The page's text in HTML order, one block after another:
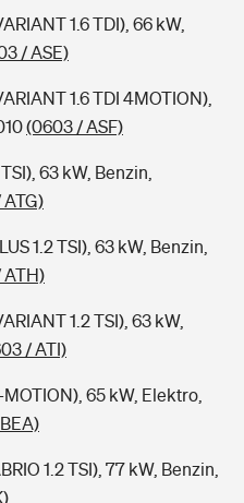
1.6 TDI), 66 kW,
/ ASE)
1.6 TDI 4MOTION),
(0603 / ASF)
63 kW, Benzin,
1.2 TSI), 63 kW, Benzin,
1.2 TSI), 63 kW,
/ ATI)
65 kW, Elektro,
1.2 TSI), 77 kW, Benzin,